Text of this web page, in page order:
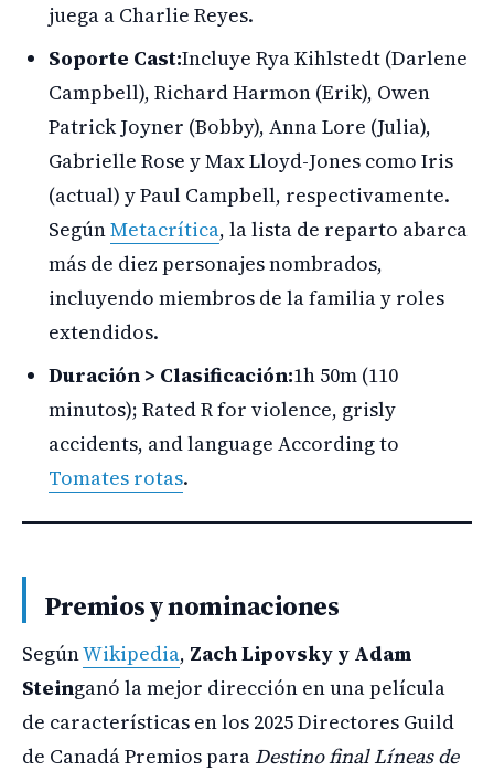
juega a Charlie Reyes.
Soporte Cast:Incluye Rya Kihlstedt (Darlene
Campbell), Richard Harmon (Erik), Owen
Patrick Joyner (Bobby), Anna Lore (Julia),
Gabrielle Rose y Max Lloyd-Jones como Iris
(actual) y Paul Campbell, respectivamente.
SegúnMetacrítica, la lista de reparto abarca
más de diez personajes nombrados,
incluyendo miembros de la familia y roles
extendidos.
Duración > Clasificación:1h 50m (110
minutos); Rated R for violence, grisly
accidents, and language According to
Tomates rotas.
Premios y nominaciones
SegúnWikipedia, Zach Lipovsky y Adam
Steinganó la mejor dirección en una película
de características en los 2025 Directores Guild
de Canadá Premios paraDestino final Líneas de